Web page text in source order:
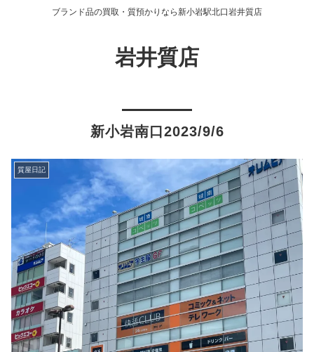
ブランド品の買取・質預かりなら新小岩駅北口岩井質店
岩井質店
新小岩南口2023/9/6
質屋日記